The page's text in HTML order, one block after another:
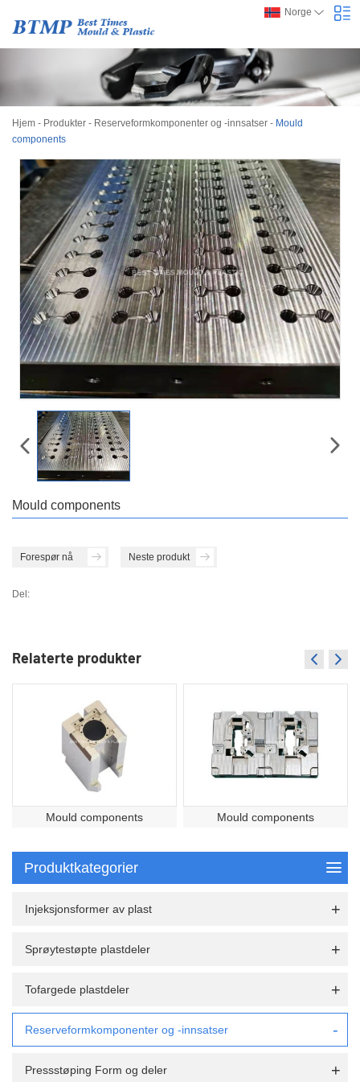
Norge
Hjem - Produkter - Reserveformkomponenter og -innsatser - Mould
components
Mould components
Forespør nå Neste produkt
Del:
Relaterte produkter
Mould components Mould components
Produktkategorier
Injeksjonsformer av plast
Sprøytestøpte plastdeler
Tofargede plastdeler
Reserveformkomponenter og -innsatser
Pressstøping Form og deler